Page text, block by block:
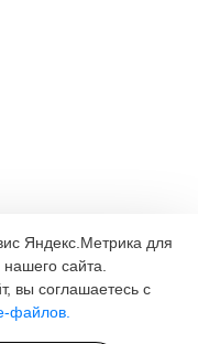
Яндекс.Метрика для
сайта.
вы соглашаетесь с
файлов.